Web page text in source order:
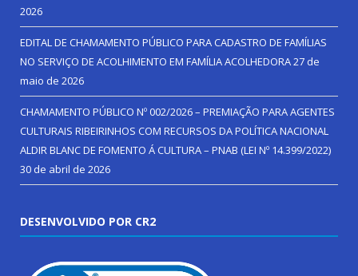
2026
EDITAL DE CHAMAMENTO PÚBLICO PARA CADASTRO DE FAMÍLIAS
NO SERVIÇO DE ACOLHIMENTO EM FAMÍLIA ACOLHEDORA27 de
maio de 2026
CHAMAMENTO PÚBLICO Nº 002/2026 – PREMIAÇÃO PARA AGENTES
CULTURAIS RIBEIRINHOS COM RECURSOS DA POLÍTICA NACIONAL
ALDIR BLANC DE FOMENTO Á CULTURA – PNAB (LEI Nº 14.399/2022)
30 de abril de 2026
DESENVOLVIDO POR CR2